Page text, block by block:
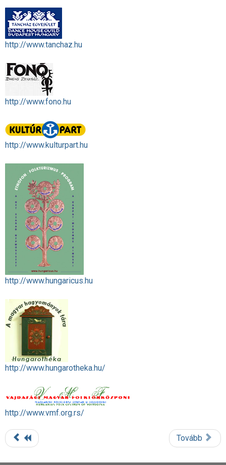
http://www.tanchaz.hu
http://www.fono.hu
http://www.kulturpart.hu
http://www.hungaricus.hu
http://www.hungarotheka.hu/
http://www.vmf.org.rs/
Tovább